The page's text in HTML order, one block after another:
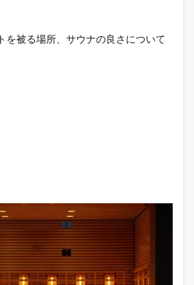
を被る場所、サウナの良さについて